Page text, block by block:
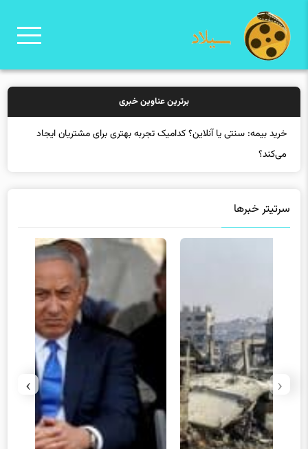
برترین عناوین خبری
خرید بیمه: سنتی یا آنلاین؟ کدامیک تجربه بهتری برای مشتریان ایجاد
می‌کند؟
سرتیتر خبرها
‹
›